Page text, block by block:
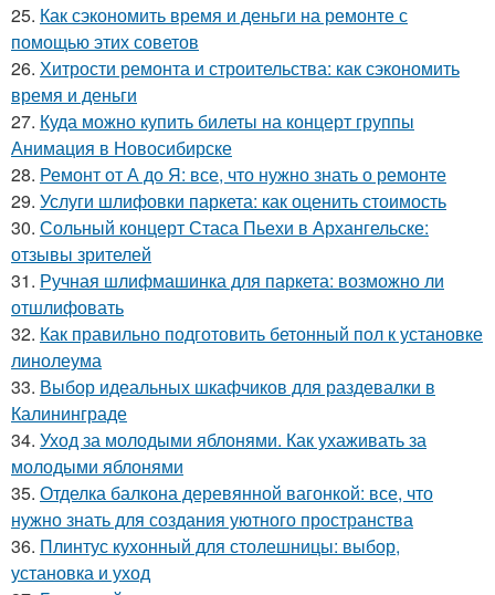
25. Как сэкономить время и деньги на ремонте с
помощью этих советов
26. Хитрости ремонта и строительства: как сэкономить
время и деньги
27. Куда можно купить билеты на концерт группы
Анимация в Новосибирске
28. Ремонт от А до Я: все, что нужно знать о ремонте
29. Услуги шлифовки паркета: как оценить стоимость
30. Сольный концерт Стаса Пьехи в Архангельске:
отзывы зрителей
31. Ручная шлифмашинка для паркета: возможно ли
отшлифовать
32. Как правильно подготовить бетонный пол к установке
линолеума
33. Выбор идеальных шкафчиков для раздевалки в
Калининграде
34. Уход за молодыми яблонями. Как ухаживать за
молодыми яблонями
35. Отделка балкона деревянной вагонкой: все, что
нужно знать для создания уютного пространства
36. Плинтус кухонный для столешницы: выбор,
установка и уход